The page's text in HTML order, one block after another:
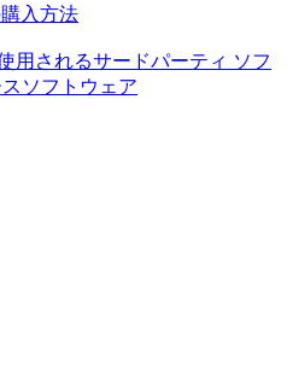
入方法
用されるサードパーティ ソフ
ソフトウェア